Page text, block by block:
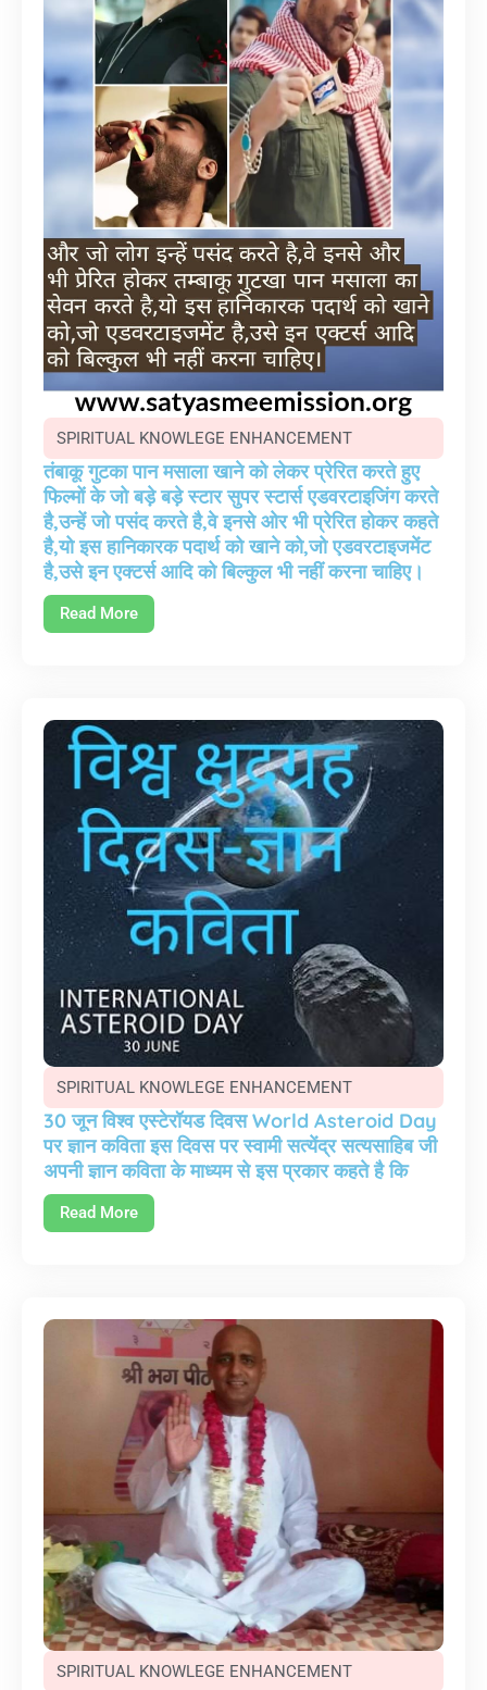
SPIRITUAL KNOWLEGE ENHANCEMENT
तंबाकू गुटका पान मसाला खाने को लेकर प्रेरित करते हुए
फिल्मों के जो बड़े बड़े स्टार सुपर स्टार्स एडवरटाइजिंग करते
है,उन्हें जो पसंद करते है,वे इनसे ओर भी प्रेरित होकर कहते
है,यो इस हानिकारक पदार्थ को खाने को,जो एडवरटाइजमेंट
है,उसे इन एक्टर्स आदि को बिल्कुल भी नहीं करना चाहिए।
Read More
SPIRITUAL KNOWLEGE ENHANCEMENT
30 जून विश्व एस्टेरॉयड दिवस World Asteroid Day
पर ज्ञान कविता इस दिवस पर स्वामी सत्येंद्र सत्यसाहिब जी
अपनी ज्ञान कविता के माध्यम से इस प्रकार कहते है कि
Read More
SPIRITUAL KNOWLEGE ENHANCEMENT